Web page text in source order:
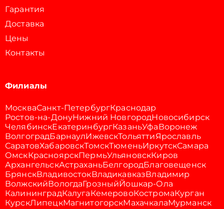
Гарантия
Доставка
Цены
Контакты
Филиалы
МоскваСанкт-ПетербургКраснодар
Ростов-на-ДонуНижний НовгородНовосибирск
ЧелябинскЕкатеринбургКазаньУфаВоронеж
ВолгоградБарнаулИжевскТольяттиЯрославль
СаратовХабаровскТомскТюменьИркутскСамара
ОмскКрасноярскПермьУльяновскКиров
АрхангельскАстраханьБелгородБлаговещенск
БрянскВладивостокВладикавказВладимир
ВолжскийВологдаГрозныйЙошкар-Ола
КалининградКалугаКемеровоКостромаКурган
КурскЛипецкМагнитогорскМахачкалаМурманск